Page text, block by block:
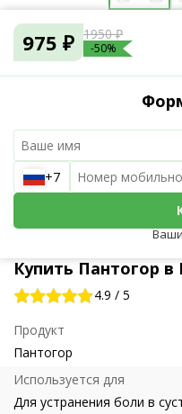
Купить Пантогор в
4.9 / 5
Продукт
Пантогор
Используется для
Для устранения боли в
975 ₽ 1950 ₽
-50%
+7